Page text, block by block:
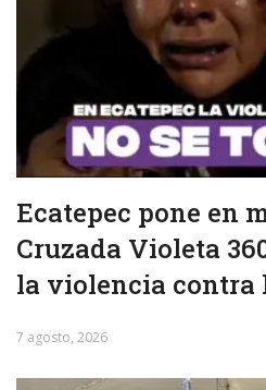
Ecatepec pone en
Cruzada Violeta
la violencia contra
7 agosto, 2026